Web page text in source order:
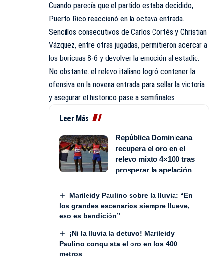
Cuando parecía que el partido estaba decidido,
Puerto Rico reaccionó en la octava entrada.
Sencillos consecutivos de Carlos Cortés y Christian
Vázquez, entre otras jugadas, permitieron acercar a
los boricuas 8-6 y devolver la emoción al estadio.
No obstante, el relevo italiano logró contener la
ofensiva en la novena entrada para sellar la victoria
y asegurar el histórico pase a semifinales.
Leer Más
República Dominicana
recupera el oro en el
relevo mixto 4×100 tras
prosperar la apelación
Marileidy Paulino sobre la lluvia: “En
los grandes escenarios siempre llueve,
eso es bendición”
¡Ni la lluvia la detuvo! Marileidy
Paulino conquista el oro en los 400
metros